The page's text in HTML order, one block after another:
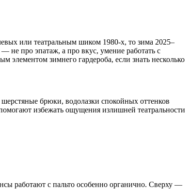
или театральным шиком 1980-х, то зима 2025–
не про эпатаж, а про вкус, умение работать с
элементом зимнего гардероба, если знать несколько
брюки, водолазки спокойных оттенков
избежать ощущения излишней театральности
работают с пальто особенно органично. Сверху —